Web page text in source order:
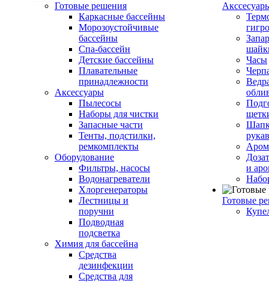
Готовые решения
Каркасные бассейны
Морозоустойчивые
бассейны
Спа-бассейн
Детские бассейны
Плавательные
принадлежности
Аксессуары
Пылесосы
Наборы для чистки
Запасные части
Тенты, подстилки,
ремкомплекты
Оборудование
Фильтры, насосы
Водонагреватели
Хлоргенераторы
Лестницы и
поручни
Подводная
подсветка
Химия для бассейна
Средства
дезинфекции
Средства для
Часы
и
Готовые